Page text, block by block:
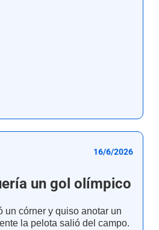
16/6/2026
un gol olímpico
un córner y quiso anotar un
la pelota salió del campo.